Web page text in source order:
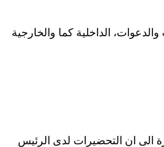
الداخلية كما والخارجية
الى ان التحضيرات لدى الرئيس